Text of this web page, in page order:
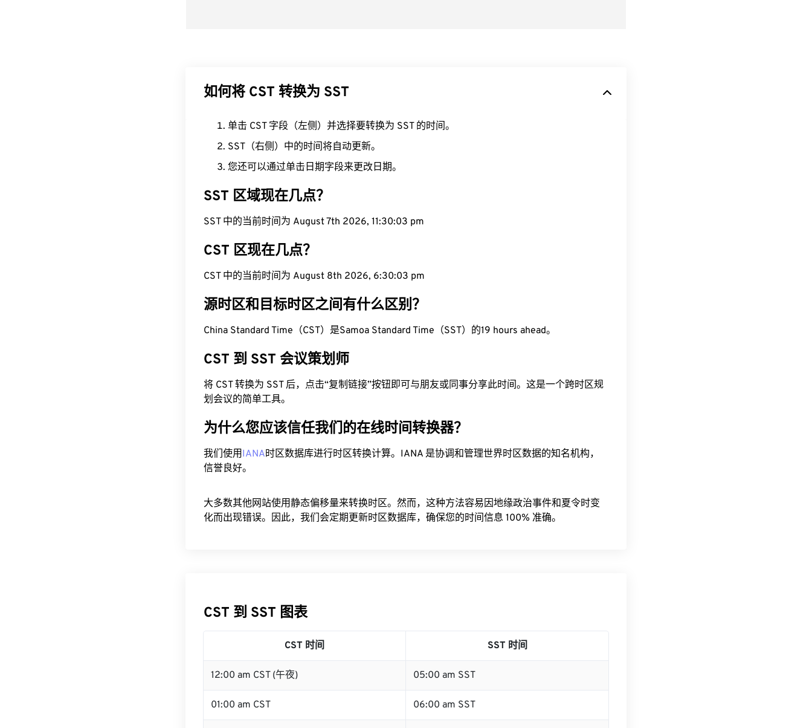
如何将 CST 转换为 SST
单击 CST 字段（左侧）并选择要转换为 SST 的时间。
SST（右侧）中的时间将自动更新。
您还可以通过单击日期字段来更改日期。
SST 区域现在几点？
SST 中的当前时间为 August 7th 2026, 11:30:04 pm
CST 区现在几点？
CST 中的当前时间为 August 8th 2026, 6:30:04 pm
源时区和目标时区之间有什么区别？
China Standard Time（CST）是Samoa Standard Time（SST）的19 hours ahead。
CST 到 SST 会议策划师
将 CST 转换为 SST 后，点击“复制链接”按钮即可与朋友或同事分享此时间。这是一个跨时区规
划会议的简单工具。
为什么您应该信任我们的在线时间转换器？
我们使用IANA时区数据库进行时区转换计算。IANA 是协调和管理世界时区数据的知名机构，
信誉良好。
大多数其他网站使用静态偏移量来转换时区。然而，这种方法容易因地缘政治事件和夏令时变
化而出现错误。因此，我们会定期更新时区数据库，确保您的时间信息 100% 准确。
CST 到 SST 图表
CST 时间 SST 时间
12:00 am CST (午夜) 05:00 am SST
01:00 am CST 06:00 am SST